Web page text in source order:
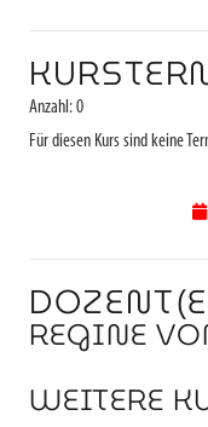
Anzahl: 0
Für diesen Kurs sind keine
REGINE
WEITERE